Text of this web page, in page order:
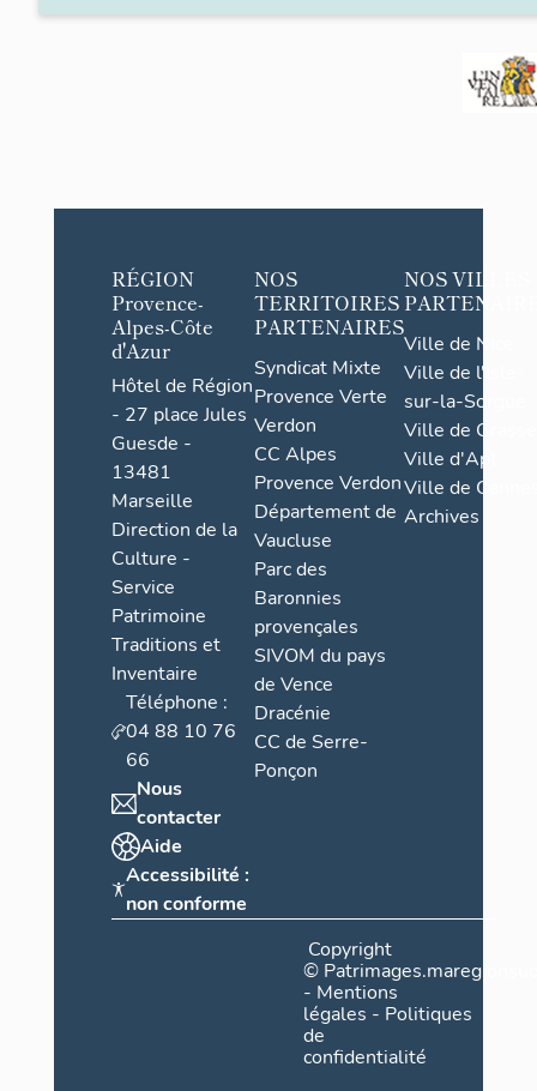
RÉGION
Provence-
Alpes-Côte
d'Azur
Hôtel de Région
- 27 place Jules
Guesde -
13481
Marseille
Direction de la
Culture -
Service
Patrimoine
Traditions et
Inventaire
Téléphone :
04 88 10 76
66
Nous
contacter
Aide
Accessibilité :
non conforme
NOS
TERRITOIRES
PARTENAIRES
Syndicat Mixte
Provence Verte
Verdon
CC Alpes
Provence Verdon
Département de
Vaucluse
Parc des
Baronnies
provençales
SIVOM du pays
de Vence
Dracénie
CC de Serre-
Ponçon
NOS VILLES
Ville de Nice
Ville de l'Isle-
sur-la-Sorgue
Ville de Grasse
Ville d'Apt
Ville de
Archives
Copyright
©
- Mentions
légales - Politiques
de
confidentialité